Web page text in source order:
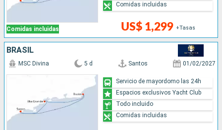
Comidas incluidas US$ 1,299 +Tasas
Comidas incluidas
BRASIL
MSC Divina 5 d Santos 01/02/2027
Servicio de mayordomo las 24h
Espacios exclusivos Yacht Club
Todo incluido
Comidas incluidas